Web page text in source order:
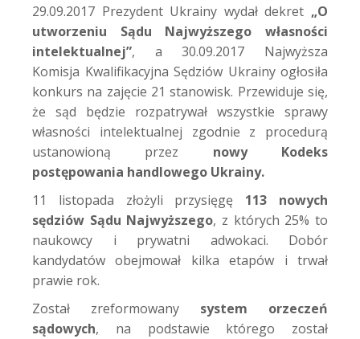
29.09.2017 Prezydent Ukrainy wydał dekret „O
utworzeniu Sądu Najwyższego własności
intelektualnej”, a 30.09.2017 Najwyższa
Komisja Kwalifikacyjna Sędziów Ukrainy ogłosiła
konkurs na zajęcie 21 stanowisk. Przewiduje się,
że sąd będzie rozpatrywał wszystkie sprawy
własności intelektualnej zgodnie z procedurą
ustanowioną przez nowy Kodeks
postępowania handlowego Ukrainy.
11 listopada złożyli przysięgę 113 nowych
sędziów Sądu Najwyższego, z których 25% to
naukowcy i prywatni adwokaci. Dobór
kandydatów obejmował kilka etapów i trwał
prawie rok.
Został zreformowany system orzeczeń
sądowych, na podstawie którego został